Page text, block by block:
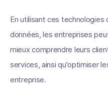
En utilisant ces
données, les entreprises
mieux comprendre leurs
services, ainsi qu'optimiser
entreprise.